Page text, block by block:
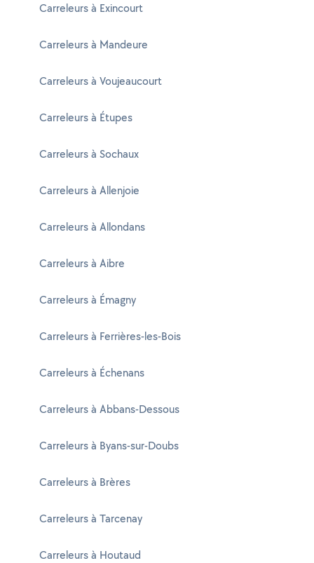
Carreleurs à Exincourt
Carreleurs à Mandeure
Carreleurs à Voujeaucourt
Carreleurs à Étupes
Carreleurs à Sochaux
Carreleurs à Allenjoie
Carreleurs à Allondans
Carreleurs à Aibre
Carreleurs à Émagny
Carreleurs à Ferrières-les-Bois
Carreleurs à Échenans
Carreleurs à Abbans-Dessous
Carreleurs à Byans-sur-Doubs
Carreleurs à Brères
Carreleurs à Tarcenay
Carreleurs à Houtaud